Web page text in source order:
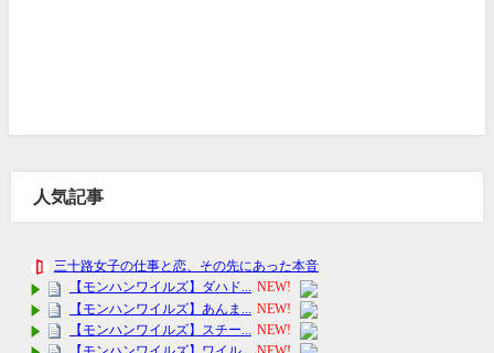
人気記事